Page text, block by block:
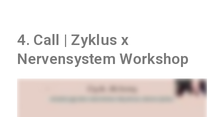
4. Call | Zyklus x
Nervensystem Workshop